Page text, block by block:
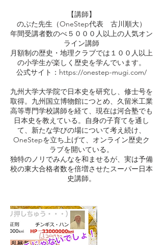
【講師】
のぶた先生（OneStep代表 古川順大）
年間受講者数のべ５０００人以上の人気オン
ライン講師
月額制の歴史・地理クラブでは１００人以上
の小学生が楽しく歴史を学んでいます。
公式サイト：https://onestep-mugi.com/
九州大学大学院で日本史を研究し、修士号を
取得。九州国立博物館につとめ、久留米工業
高等専門学校講師を経て、現在は河合塾でも
日本史を教えている。自身の子育てを通し
て、新たな学びの場について考え続け、
OneStepを立ち上げて、オンライン歴史ク
ラブを開いている。
独特のノリでみんなを和ませるが、実は予備
校の東大合格者数を倍増させたスーパー日本
史講師。